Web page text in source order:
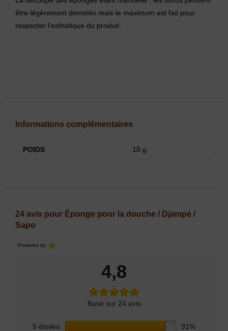
être légèrement dentelés mais le maximum est fait pour
respecter l’esthétique du produit.
Informations complémentaires
POIDS 10 g
24 avis pour Éponge pour la douche / Djampé /
Sapo
Powered by
4,8
Basé sur 24 avis
5 étoiles
91%